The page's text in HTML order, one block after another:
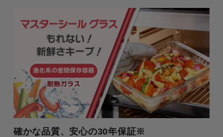
確かな品質、安心の30年保証※